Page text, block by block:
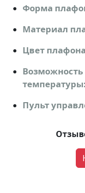
Форма
Материал
Цвет
температуры:
Пульт